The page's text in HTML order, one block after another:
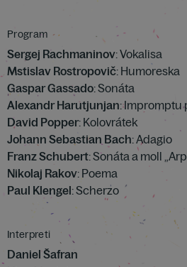
Program
Sergej Rachmaninov: Vokalisa
Mstislav Rostropovič: Humoreska
Gaspar Gassado: Sonáta
Alexandr Harutjunjan: Impromptu
David Popper: Kolovrátek
Johann Sebastian Bach: Adagio
Franz Schubert: Sonáta a moll
Nikolaj Rakov: Poema
Paul Klengel: Scherzo
Interpreti
Daniel Šafran